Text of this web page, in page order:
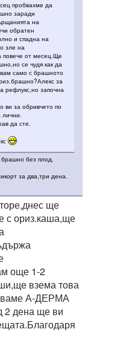
пробвахме да
заради
на
обратен
и спадна на
зле на
от месец.Ще
се чудя как да
само с брашното
за
рефлукс,но започна
ви за обривчето по
лични.
да сте.
брашно без плод.
за два,три дена.
ще
с ориз.каша,ще
още 1-2
взема това
А-ДЕРМА
дена ще ви